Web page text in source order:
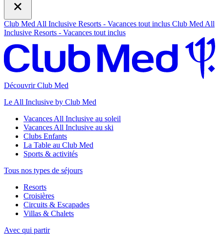
Club Med All Inclusive Resorts - Vacances tout inclus Club Med All
Inclusive Resorts - Vacances tout inclus
Découvrir Club Med
Le All Inclusive by Club Med
Vacances All Inclusive au soleil
Vacances All Inclusive au ski
Clubs Enfants
La Table au Club Med
Sports & activités
Tous nos types de séjours
Resorts
Croisières
Circuits & Escapades
Villas & Chalets
Avec qui partir